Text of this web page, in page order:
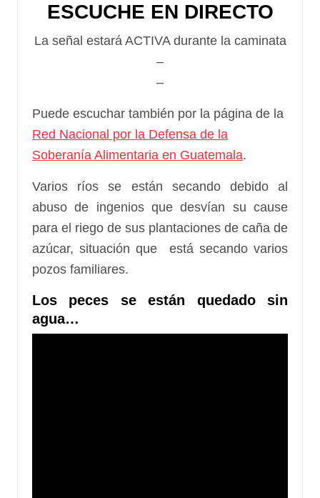
ESCUCHE EN DIRECTO
La señal estará ACTIVA durante la caminata
–
–
Puede escuchar también por la página de la
Red Nacional por la Defensa de la
Soberanía Alimentaria en Guatemala.
Varios ríos se están secando debido al
abuso de ingenios que desvían su cause
para el riego de sus plantaciones de caña de
azúcar, situación que está secando varios
pozos familiares.
Los peces se están quedado sin
agua…